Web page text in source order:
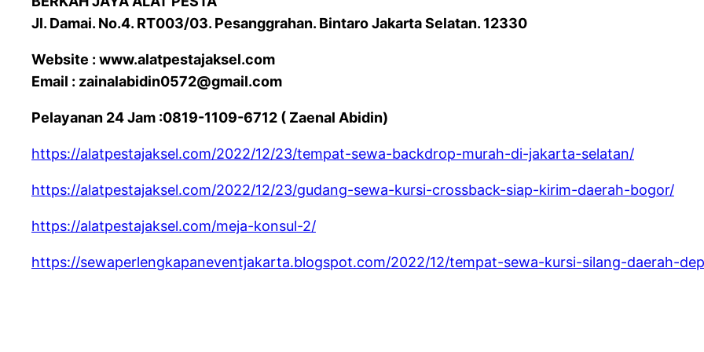
Jl. Damai. No.4. RT003/03. Pesanggrahan. Bintaro Jakarta Selatan. 12330
Website : www.alatpestajaksel.com
Email : zainalabidin0572@gmail.com
Pelayanan 24 Jam :0819-1109-6712 ( Zaenal Abidin)
https://alatpestajaksel.com/2022/12/23/tempat-sewa-backdrop-murah-di-jakarta-selatan/
https://alatpestajaksel.com/2022/12/23/gudang-sewa-kursi-crossback-siap-kirim-daerah-bogor/
https://alatpestajaksel.com/meja-konsul-2/
https://sewaperlengkapaneventjakarta.blogspot.com/2022/12/tempat-sewa-kursi-silang-daerah-